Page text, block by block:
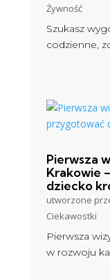
Żywność
Szukasz
codzienne,
Pierwsza
Krakowie
dziecko
utworzone
Ciekawostki
Pierwsza
w rozwoju